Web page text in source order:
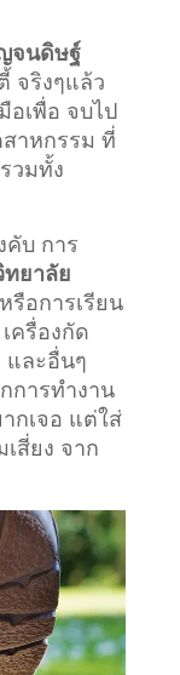
จนดิษฐ์
จริงๆแล้ว
อเพื่อ จบไป
สาหกรรม ที่
วมทั้ง
คับ การ
ทยาลัย
รือการเรียน
ครื่องกัด
และอื่นๆ
การทำงาน
กเจอ แต่ใส่
สี่ยง จาก